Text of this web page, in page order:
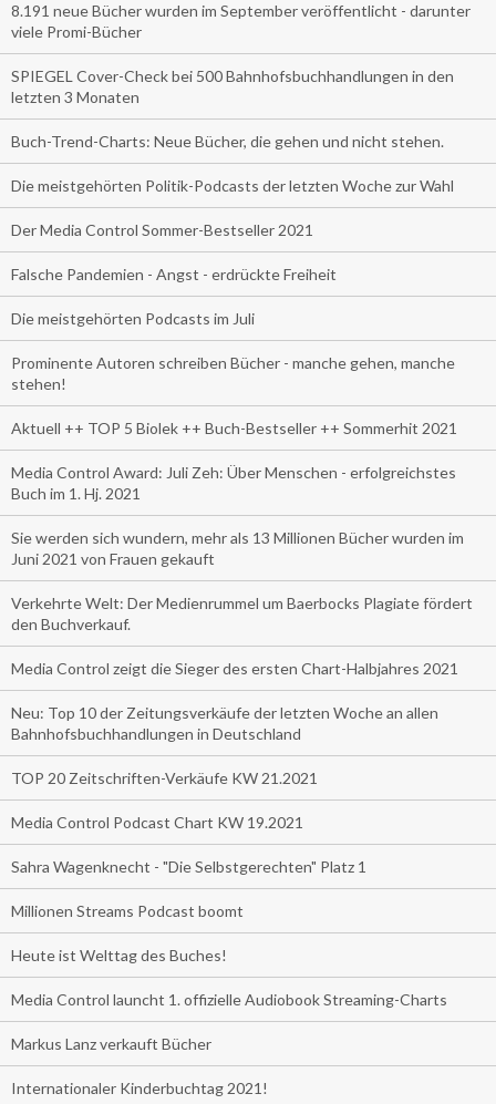
8.191 neue Bücher wurden im September veröffentlicht - darunter
viele Promi-Bücher
SPIEGEL Cover-Check bei 500 Bahnhofsbuchhandlungen in den
letzten 3 Monaten
Buch-Trend-Charts: Neue Bücher, die gehen und nicht stehen.
Die meistgehörten Politik-Podcasts der letzten Woche zur Wahl
Der Media Control Sommer-Bestseller 2021
Falsche Pandemien - Angst - erdrückte Freiheit
Die meistgehörten Podcasts im Juli
Prominente Autoren schreiben Bücher - manche gehen, manche
stehen!
Aktuell ++ TOP 5 Biolek ++ Buch-Bestseller ++ Sommerhit 2021
Media Control Award: Juli Zeh: Über Menschen - erfolgreichstes
Buch im 1. Hj. 2021
Sie werden sich wundern, mehr als 13 Millionen Bücher wurden im
Juni 2021 von Frauen gekauft
Verkehrte Welt: Der Medienrummel um Baerbocks Plagiate fördert
den Buchverkauf.
Media Control zeigt die Sieger des ersten Chart-Halbjahres 2021
Neu: Top 10 der Zeitungsverkäufe der letzten Woche an allen
Bahnhofsbuchhandlungen in Deutschland
TOP 20 Zeitschriften-Verkäufe KW 21.2021
Media Control Podcast Chart KW 19.2021
Sahra Wagenknecht - "Die Selbstgerechten" Platz 1
Millionen Streams Podcast boomt
Heute ist Welttag des Buches!
Media Control launcht 1. offizielle Audiobook Streaming-Charts
Markus Lanz verkauft Bücher
Internationaler Kinderbuchtag 2021!